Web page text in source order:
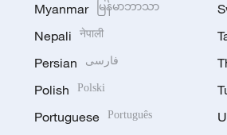
Myanmar မြန်မာဘာသာ
Nepali नेपाली
Persian فارسی
Polish Polski
Portuguese Português